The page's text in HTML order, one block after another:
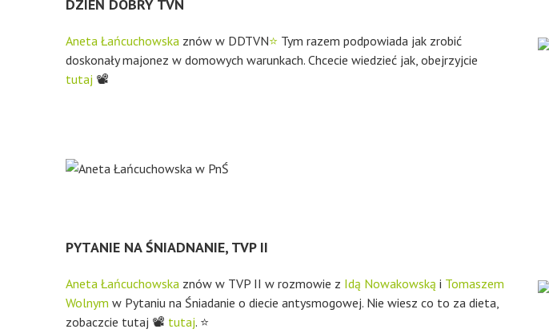
DZIEŃ DOBRY TVN
Aneta Łańcuchowska znów w DDTVN⭐ Tym razem podpowiada jak zrobić
doskonały majonez w domowych warunkach. Chcecie wiedzieć jak, obejrzyjcie
tutaj 📽
PYTANIE NA ŚNIADNANIE, TVP II
Aneta Łańcuchowska znów w TVP II w rozmowie z Idą Nowakowską i Tomaszem
Wolnym w Pytaniu na Śniadanie o diecie antysmogowej. Nie wiesz co to za dieta,
zobaczcie tutaj 📽 tutaj. ⭐